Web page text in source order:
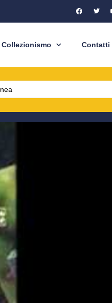
Collezionismo Contatti